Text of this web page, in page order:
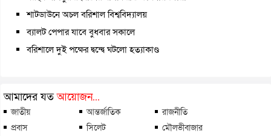
শাটডাউনে অচল বরিশাল বিশ্ববিদ্যালয়
ব্যালট পেপার যাবে বুধবার সকালে
বরিশালে দুই পক্ষের দ্বন্দ্বে ঘটলো হত্যাকাণ্ড
আমাদের যতআয়োজন...
জাতীয় আন্তর্জাতিক
রাজনীতি
প্রবাস
সিলেট মৌলভীবাজার